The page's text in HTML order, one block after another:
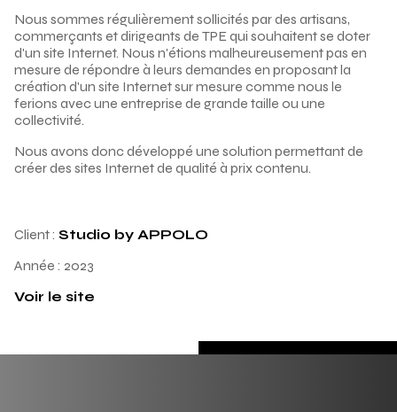
Nous sommes régulièrement sollicités par des artisans,
commerçants et dirigeants de TPE qui souhaitent se doter
d'un site Internet. Nous n'étions malheureusement pas en
mesure de répondre à leurs demandes en proposant la
création d'un site Internet sur mesure comme nous le
ferions avec une entreprise de grande taille ou une
collectivité.
Nous avons donc développé une solution permettant de
créer des sites Internet de qualité à prix contenu.
Client : Studio by APPOLO
Année : 2023
Voir le site